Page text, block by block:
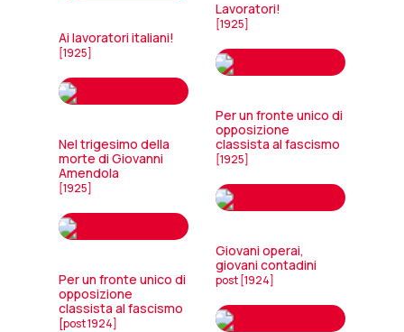
Lavoratori!
[1925]
Ai lavoratori italiani!
[1925]
Per un fronte unico di
opposizione
classista al fascismo
[1925]
Nel trigesimo della
morte di Giovanni
Amendola
[1925]
Giovani operai,
giovani contadini
post [1924]
Per un fronte unico di
opposizione
classista al fascismo
[post 1924]